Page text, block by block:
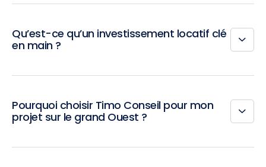
Qu’est-ce qu’un investissement locatif clé
en main ?
Pourquoi choisir Timo Conseil pour mon
projet sur le grand Ouest ?